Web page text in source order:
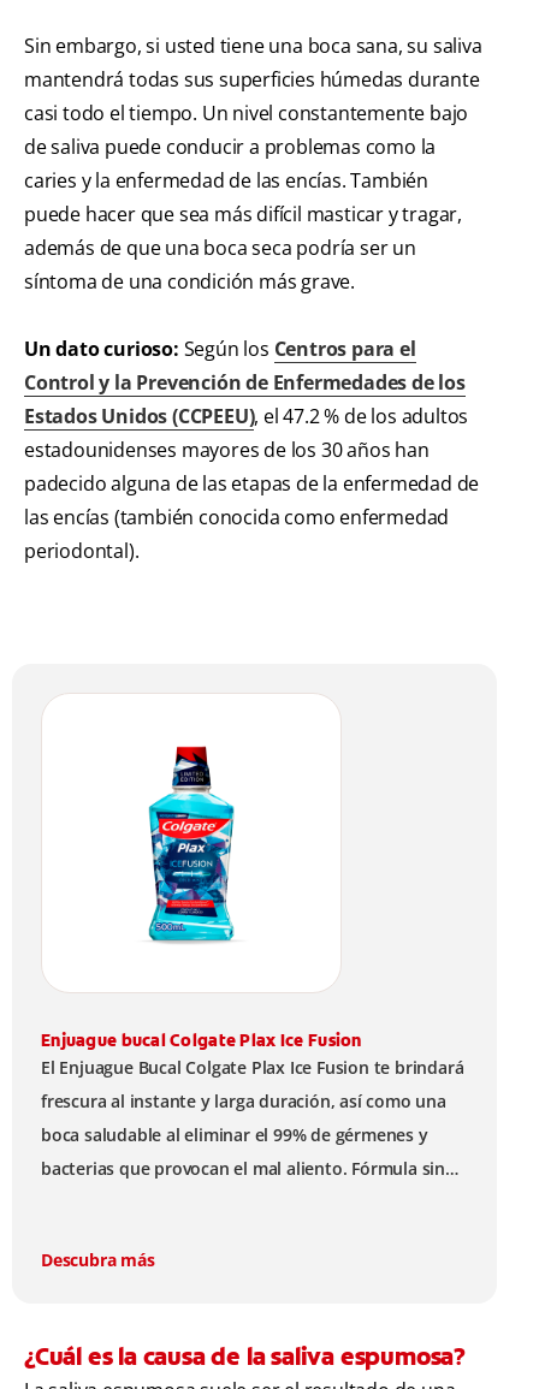
Sin embargo, si usted tiene una boca sana, su saliva
mantendrá todas sus superficies húmedas durante
casi todo el tiempo. Un nivel constantemente bajo
de saliva puede conducir a problemas como la
caries y la enfermedad de las encías. También
puede hacer que sea más difícil masticar y tragar,
además de que una boca seca podría ser un
síntoma de una condición más grave.
Un dato curioso: Según los Centros para el
Control y la Prevención de Enfermedades de los
Estados Unidos (CCPEEU), el 47.2 % de los adultos
estadounidenses mayores de los 30 años han
padecido alguna de las etapas de la enfermedad de
las encías (también conocida como enfermedad
periodontal).
Enjuague bucal Colgate Plax Ice Fusion
El Enjuague Bucal Colgate Plax Ice Fusion te brindará
frescura al instante y larga duración, así como una
boca saludable al eliminar el 99% de gérmenes y
bacterias que provocan el mal aliento. Fórmula sin
Descubra más
¿Cuál es la causa de la saliva espumosa?